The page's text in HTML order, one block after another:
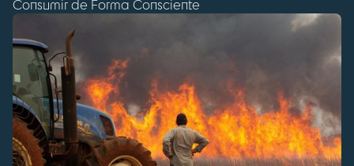
Consumir de Forma Consciente